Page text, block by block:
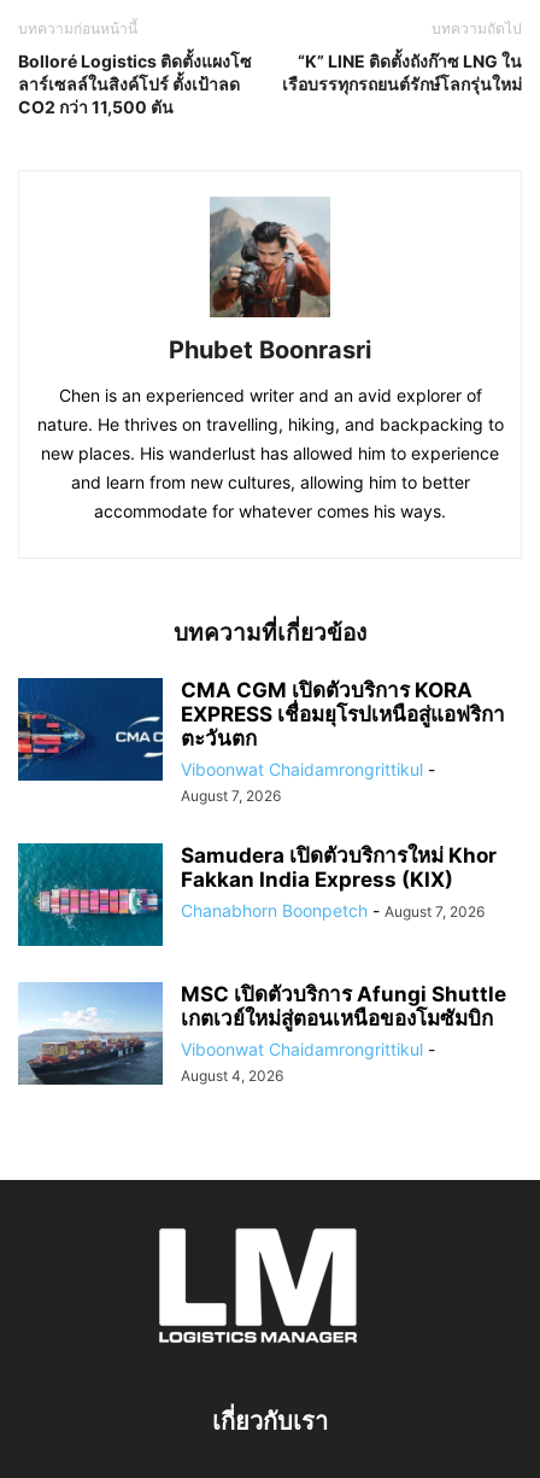
บทความก่อนหน้านี้
Bolloré Logistics ติดตั้งแผงโซ
ลาร์เซลล์ในสิงค์โปร์ ตั้งเป้าลด
CO2 กว่า 11,500 ตัน
บทความถัดไป
“K” LINE ติดตั้งถังก๊าซ LNG ใน
เรือบรรทุกรถยนต์รักษ์โลกรุ่นใหม่
Phubet Boonrasri
Chen is an experienced writer and an avid explorer of
nature. He thrives on travelling, hiking, and backpacking to
new places. His wanderlust has allowed him to experience
and learn from new cultures, allowing him to better
accommodate for whatever comes his ways.
บทความที่เกี่ยวข้อง
CMA CGM เปิดตัวบริการ KORA
EXPRESS เชื่อมยุโรปเหนือสู่แอฟริกา
ตะวันตก
Viboonwat Chaidamrongrittikul -
August 7, 2026
Samudera เปิดตัวบริการใหม่ Khor
Fakkan India Express (KIX)
Chanabhorn Boonpetch - August 7, 2026
MSC เปิดตัวบริการ Afungi Shuttle
เกตเวย์ใหม่สู่ตอนเหนือของโมซัมบิก
Viboonwat Chaidamrongrittikul -
August 4, 2026
เกี่ยวกับเรา